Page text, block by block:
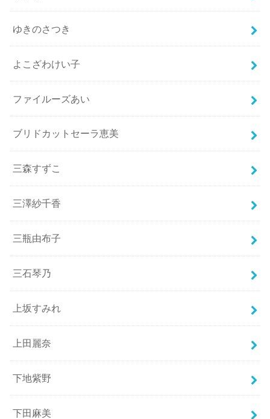
ゆきのさつき
よこざわけい子
ファイルーズあい
ブリドカットセーラ恵美
三森すずこ
三澤紗千香
三瓶由布子
三石琴乃
上坂すみれ
上田麗奈
下地紫野
下田麻美